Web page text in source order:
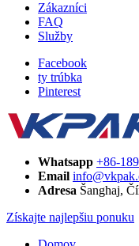
Zákazníci
FAQ
Služby
Facebook
ty trúbka
Pinterest
Whatsapp +86-
Email
Adresa Šanghaj,
Získajte najlepšiu ponuku